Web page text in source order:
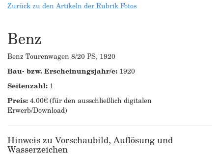
Zurück zu den Artikeln der Rubrik Fotos
Benz
Benz Tourenwagen 8/20 PS, 1920
Bau- bzw. Erscheinungsjahr/e: 1920
Seitenzahl: 1
Preis:4.00€ (für den ausschließlich digitalen
Erwerb/Download)
Hinweis zu Vorschaubild, Auflösung und
Wasserzeichen